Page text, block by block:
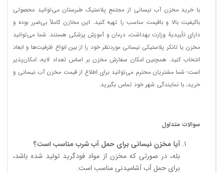
با خرید مخزن آب نیسانی از مجتمع پلاستیک طبرستان می‌توانید محصولی
باکیفیت بالا و باقیمت مناسب را تهیه کنید. این مخازن کاملاً بی‌ضرر بوده و
دارای تأییدیۀ وزارت بهداشت، درمان و آموزش پزشکی هستند. شما می‌توانید
مخزن یا تانکر پلاستیکی نیسانی موردنظر خود را از بین انواع ظرفیت‌ها و ابعاد
انتخاب کنید. همچنین امکان سفارش مخزن بر اساس تعداد لایه، امکان‌پذیر
است؛ شما مشتریان محترم می‌توانید برای اطلاع از قیمت مخزن آب نیسانی و
خرید، با نمایندگی شهر خود تماس بگیرید.
سوالات متداول
آیا مخزن نیسانی برای حمل آب شرب مناسب است؟
بله، در صورتی که مخزن از مواد فودگرید تولید شده باشد،
برای حمل آب آشامیدنی مناسب است.